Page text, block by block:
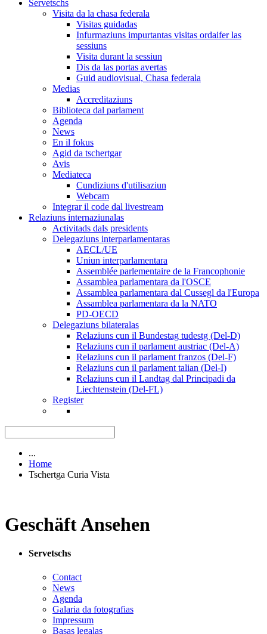
Servetschs
Visita da la chasa federala
Visitas guidadas
Infurmaziuns impurtantas visitas ordaifer las
sessiuns
Visita durant la sessiun
Dis da las portas avertas
Guid audiovisual, Chasa federala
Medias
Accreditaziuns
Biblioteca dal parlament
Agenda
News
En il fokus
Agid da tschertgar
Avis
Mediateca
Cundiziuns d'utilisaziun
Webcam
Integrar il code dal livestream
Relaziuns internaziunalas
Activitads dals presidents
Delegaziuns interparlamentaras
AECL/UE
Uniun interparlamentara
Assemblée parlementaire de la Francophonie
Assamblea parlamentara da l'OSCE
Assamblea parlamentara dal Cussegl da l'Europa
Assamblea parlamentara da la NATO
PD-OECD
Delegaziuns bilateralas
Relaziuns cun il Bundestag tudestg (Del-D)
Relaziuns cun il parlament austriac (Del-A)
Relaziuns cun il parlament franzos (Del-F)
Relaziuns cun il parlament talian (Del-I)
Relaziuns cun il Landtag dal Principadi da
Liechtenstein (Del-FL)
Register
...
Home
Tschertga Curia Vista
Geschäft Ansehen
Servetschs
Contact
News
Agenda
Galaria da fotografias
Impressum
Basas legalas